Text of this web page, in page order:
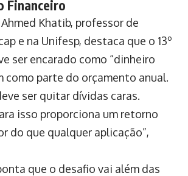
Financeiro
Khatib, professor de
e na Unifesp, destaca que o 13º
ser encarado como “dinheiro
como parte do orçamento anual.
ser quitar dívidas caras.
isso proporciona um retorno
do que qualquer aplicação”,
que o desafio vai além das